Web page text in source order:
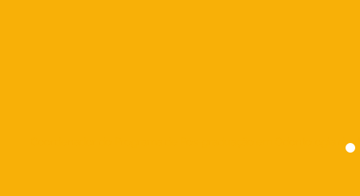
Coordenador do Programa de Pós-graduação em Odontologia da